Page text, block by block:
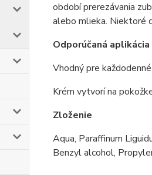
období prerezávania
alebo mlieka. Niektoré
Odporúčaná aplikácia
Vhodný pre
Krém vytvorí na
Zloženie
Aqua, Paraffinum
Benzyl alcohol,